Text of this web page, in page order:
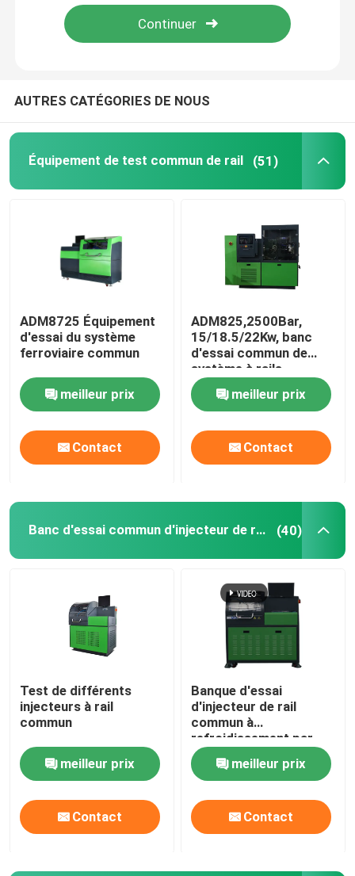
Visite d'usine
Contrôle de qualité
Équipement de test commun de rail
Banc d'essai commun d'injecteur de rail
Banc d'essai commun de pompe de rail
Outils communs d'injecteur de rail
Bec commun de rail
outils communs de rail
Valve commune de rail
Kits de réparation communs d'injecteur de rail
AUTRES CATÉGORIES DE NOUS
Équipement de test commun de rail (51)
ADM8725 Équipement
d'essai du système
ferroviaire commun
meilleur prix
Contact
ADM825,2500Bar,
15/18.5/22Kw, banc
d'essai commun de
système à rails
meilleur prix
Contact
Banc d'essai commun d'injecteur de rail (40)
Test de différents
injecteurs à rail
commun
meilleur prix
Contact
Banque d'essai
d'injecteur de rail
commun à
refroidissement par
eau ou ventilateur 4 kW
meilleur prix
Contact